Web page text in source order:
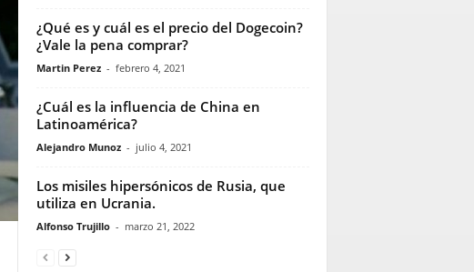
¿Qué es y cuál es el precio del Dogecoin?
¿Vale la pena comprar?
Martin Perez - febrero 4, 2021
¿Cuál es la influencia de China en
Latinoamérica?
Alejandro Munoz - julio 4, 2021
Los misiles hipersónicos de Rusia, que
utiliza en Ucrania.
Alfonso Trujillo - marzo 21, 2022